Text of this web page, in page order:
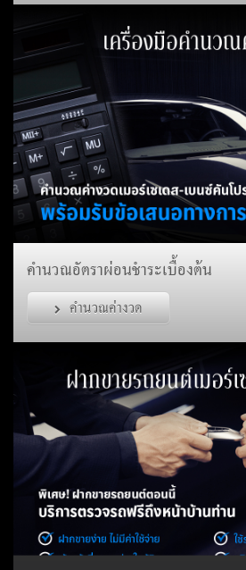
รับข้อเสนอสุดพิเศษได้แล้ววันนี้
สนใจรับข้อเสนอ
คำนวณอัตราผ่อนชำระเบื้องต้น
คำนวณค่างวด